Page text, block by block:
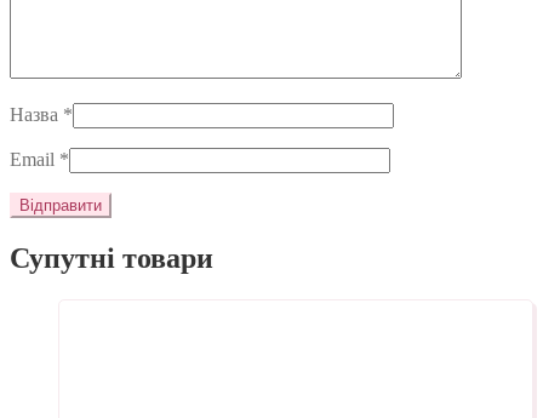
Назва *
Email *
Супутні товари